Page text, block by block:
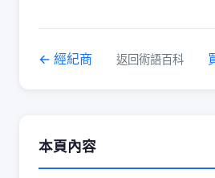
← 經紀商 返回術語百科
本頁內容